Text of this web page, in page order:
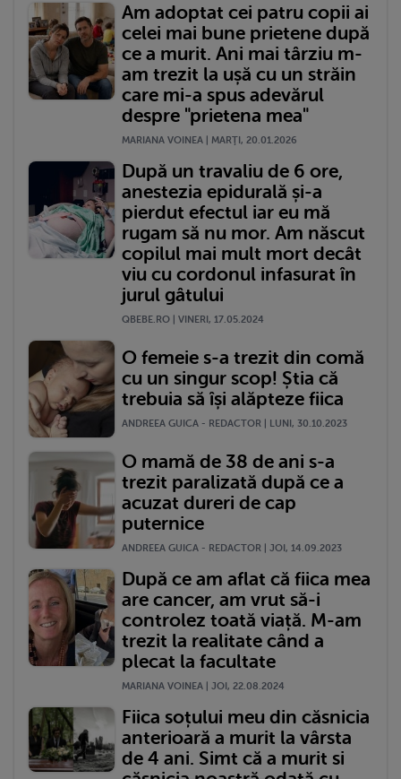
Am adoptat cei patru copii ai
celei mai bune prietene după
ce a murit. Ani mai târziu m-
am trezit la ușă cu un străin
care mi-a spus adevărul
despre "prietena mea"
MARIANA VOINEA | MARŢI, 20.01.2026
După un travaliu de 6 ore,
anestezia epidurală și-a
pierdut efectul iar eu mă
rugam să nu mor. Am născut
copilul mai mult mort decât
viu cu cordonul infasurat în
jurul gâtului
QBEBE.RO | VINERI, 17.05.2024
O femeie s-a trezit din comă
cu un singur scop! Știa că
trebuia să își alăpteze fiica
ANDREEA GUICA - REDACTOR | LUNI, 30.10.2023
O mamă de 38 de ani s-a
trezit paralizată după ce a
acuzat dureri de cap
puternice
ANDREEA GUICA - REDACTOR | JOI, 14.09.2023
După ce am aflat că fiica mea
are cancer, am vrut să-i
controlez toată viață. M-am
trezit la realitate când a
plecat la facultate
MARIANA VOINEA | JOI, 22.08.2024
Fiica soțului meu din căsnicia
anterioară a murit la vârsta
de 4 ani. Simt că a murit si